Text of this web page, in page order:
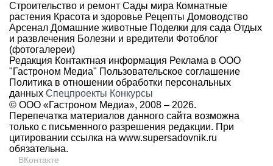
Строительство и ремонт Сады мира Комнатные
растения Красота и здоровье Рецепты Домоводство
Арсенал Домашние животные Поделки для сада Отдых
и развлечения Болезни и вредители Фотоблог
(фотогалереи)
Редакция Контактная информация Реклама в ООО
"Гастроном Медиа" Пользовательское соглашение
Политика в отношении обработки персональных
данных Спецпроекты Конкурсы
© ООО «Гастроном Медиа», 2008 – 2026.
Перепечатка материалов данного сайта возможна
только с письменного разрешения редакции. При
цитировании ссылка на www.supersadovnik.ru
обязательна.
ВКонтакте